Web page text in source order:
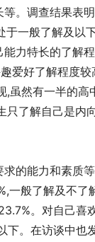
。调查结果表
一般了解及以
力特长的了解
爱好了解程度
虽然有一半的
了解自己是内
的能力和素质
般了解及不了
。对自己喜
下。在访谈中也